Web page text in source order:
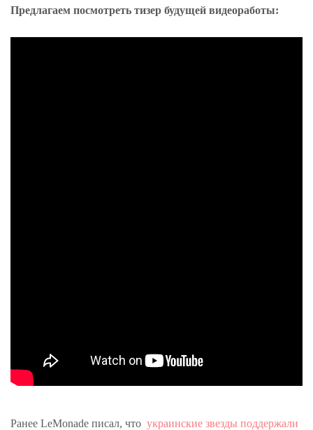
Предлагаем посмотреть тизер будущей видеоработы:
Ранее LeMonade писал, что украинские звезды поддержали